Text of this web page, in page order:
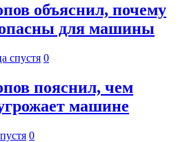
объяснил, почему
для машины
спустя 0
пояснил, чем
машине
0